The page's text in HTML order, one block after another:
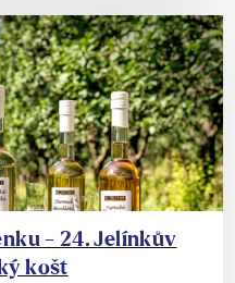
- 24. Jelínkův
košt